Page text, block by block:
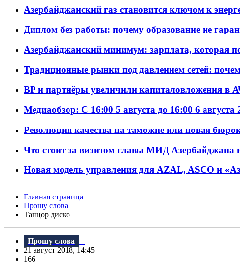
Азербайджанский газ становится ключом к
Диплом без работы: почему образование не
Азербайджанский минимум: зарплата, которая
Традиционные рынки под давлением сетей:
BP и партнёры увеличили капиталовложения в
Медиаобзор: С 16:00 5 августа до 16:00 6 августа
Революция качества на таможне или новая
Что стоит за визитом главы МИД Азербайджана
Новая модель управления для AZAL, ASCO и
Главная страница
Прошу слова
Танцор диско
Прошу слова
21 август 2018, 14:45
166